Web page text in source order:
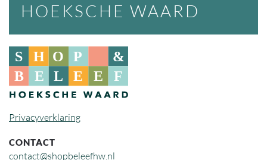
HOEKSCHE WAARD
Privacyverklaring
CONTACT
contact@shopbeleefhw.nl